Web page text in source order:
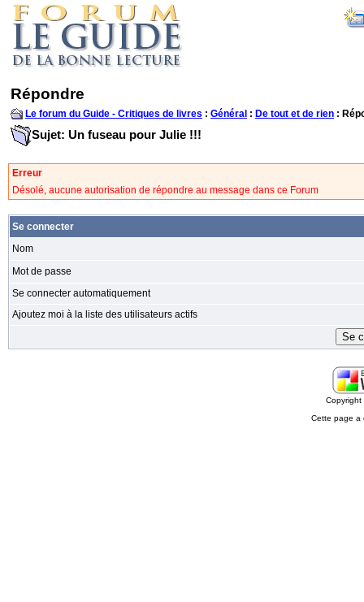
Répondre
Le forum du Guide - Critiques de livres : Général : De tout et de rien :
Sujet: Un fuseau pour Julie !!!
Erreur
Désolé, aucune autorisation de répondre au message dans ce Forum
Se connecter
Nom
Mot de passe
Se connecter automatiquement
Ajoutez moi à la liste des utilisateurs actifs
Cette page a